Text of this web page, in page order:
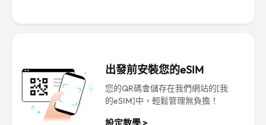
出發前安裝您的eSIM
您的QR碼會儲存在我們網站的[我
的eSIM]中，輕鬆管理無負擔！
設定教學 >